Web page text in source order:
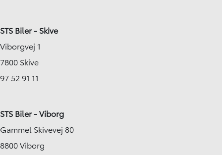
STS Biler - Skive
Viborgvej 1
7800 Skive
97 52 91 11
STS Biler - Viborg
Gammel Skivevej 80
8800 Viborg